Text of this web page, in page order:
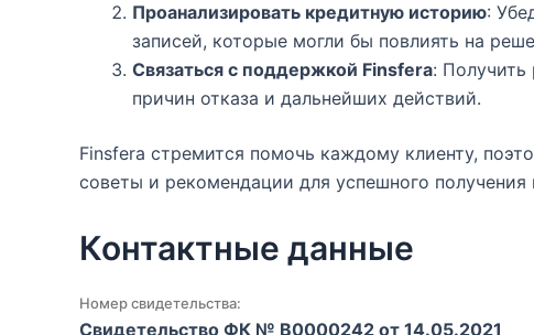
Проанализировать кредитную историю:
записей, которые могли бы повлиять на
Связаться с поддержкой Finsfera: Получить
причин отказа и дальнейших действий.
Finsfera стремится помочь каждому клиенту,
советы и рекомендации для успешного
Контактные данные
Номер свидетельства:
Свидетельство ФК № В0000242 от 14.05.2021